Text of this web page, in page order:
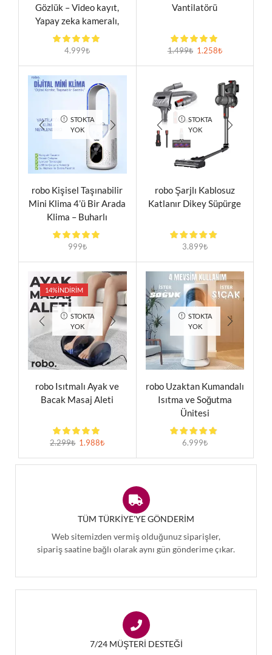
Gözlük – Video kayıt,
Yapay zeka kameralı,
Müzik dinleme, Telefon
ile konuşma
4.999₺
Vantilatörü
1.499₺ 1.258₺
STOKTA
YOK
robo Kişisel Taşınabilir
Mini Klima 4’ü Bir Arada
Klima – Buharlı
Nemlendirici – Masa
Fanı – Gece Işıkları
999₺
STOKTA
YOK
robo Şarjlı Kablosuz
Katlanır Dikey Süpürge
3.899₺
14%İNDIRIM
STOKTA
YOK
robo Isıtmalı Ayak ve
Bacak Masaj Aleti
2.299₺ 1.988₺
STOKTA
YOK
robo Uzaktan Kumandalı
Isıtma ve Soğutma
Ünitesi
6.999₺
TÜM TÜRKIYE'YE GÖNDERIM
Web sitemizden vermiş olduğunuz siparişler,
sipariş saatine bağlı olarak aynı gün gönderime çıkar.
7/24 MÜŞTERI DESTEĞI